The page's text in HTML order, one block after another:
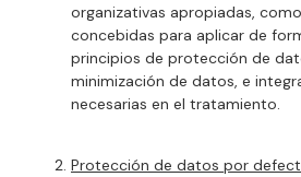
organizativas apropiadas,
concebidas para aplicar de
principios de protección de
minimización de datos, e
necesarias en el tratamiento.
Protección de datos por